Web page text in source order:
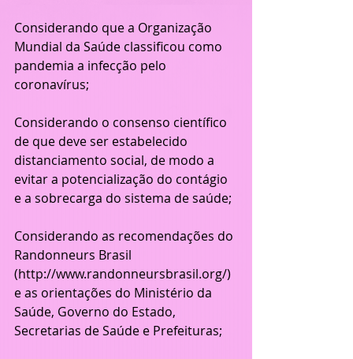
Considerando que a Organização
Mundial da Saúde classificou como
pandemia a infecção pelo
coronavírus;
Considerando o consenso científico
de que deve ser estabelecido
distanciamento social, de modo a
evitar a potencialização do contágio
e a sobrecarga do sistema de saúde;
Considerando as recomendações do
Randonneurs Brasil
(http://www.randonneursbrasil.org/)
e as orientações do Ministério da
Saúde, Governo do Estado,
Secretarias de Saúde e Prefeituras;